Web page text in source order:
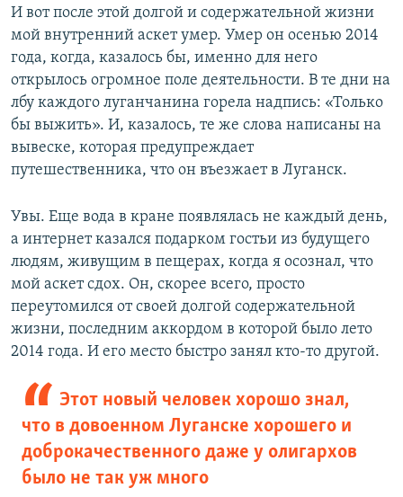
И вот после этой долгой и содержательной жизни
мой внутренний аскет умер. Умер он осенью 2014
года, когда, казалось бы, именно для него
открылось огромное поле деятельности. В те дни на
лбу каждого луганчанина горела надпись: «Только
бы выжить». И, казалось, те же слова написаны на
вывеске, которая предупреждает
путешественника, что он въезжает в Луганск.
Увы. Еще вода в кране появлялась не каждый день,
а интернет казался подарком гостьи из будущего
людям, живущим в пещерах, когда я осознал, что
мой аскет сдох. Он, скорее всего, просто
переутомился от своей долгой содержательной
жизни, последним аккордом в которой было лето
2014 года. И его место быстро занял кто-то другой.
Этот новый человек хорошо знал,
что в довоенном Луганске хорошего и
доброкачественного даже у олигархов
было не так уж много